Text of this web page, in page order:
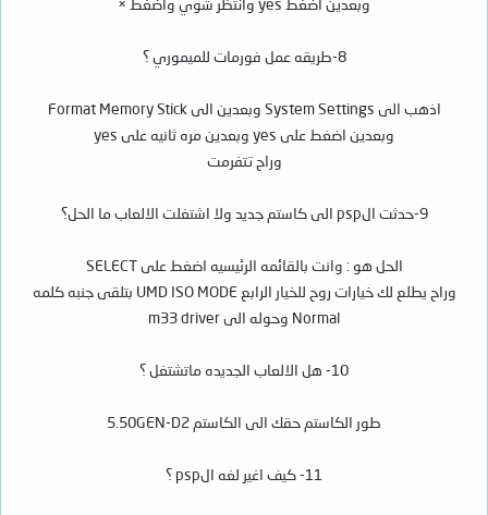
8-طريقه عمل فورمات للميموري ؟
اذهب الى System Settings وبعدين الى Format Memory Stick
وبعدين اضغط على yes وبعدين مره ثانيه على yes
وراح تتفرمت
9-حدثت الpsp الى كاستم جديد ولا اشتغلت الالعاب ما الحل؟
الحل هو : وانت بالقائمه الرئيسيه اضغط على SELECT
وراح يطلع لك خيارات روح للخيار الرابع UMD ISO MODE بتلقى جنبه كلمه
Normal وحوله الى m33 driver
10- هل الالعاب الجديده ماتشتغل ؟
طور الكاستم حقك الى الكاستم 5.50GEN-D2
11- كيف اغير لغه الpsp ؟